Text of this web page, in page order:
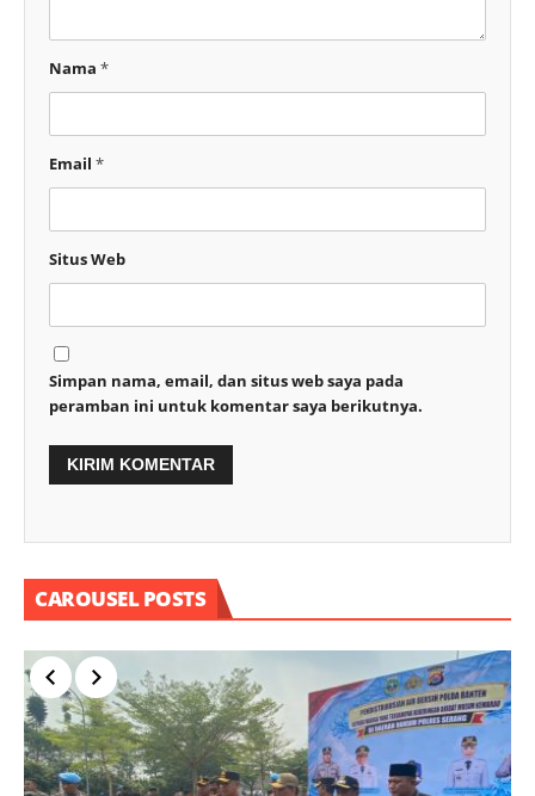
Nama *
Email *
Situs Web
Simpan nama, email, dan situs web saya pada
peramban ini untuk komentar saya berikutnya.
CAROUSEL POSTS